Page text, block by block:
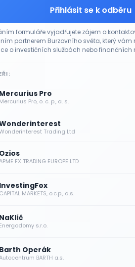
Přihlásit se k odběru
formuláře vyjadřujete zájem o
partnerem Burzovního světa, který vám
o investičních službách nebo finančních
Mercurius Pro
Mercurius Pro, o. c. p., a. s.
Trading Ltd
Ozios
FX TRADING EUROPE LTD
MARKETS, o.c.p., a.s.
s.r.o.
Barth Operák
BARTH a.s.